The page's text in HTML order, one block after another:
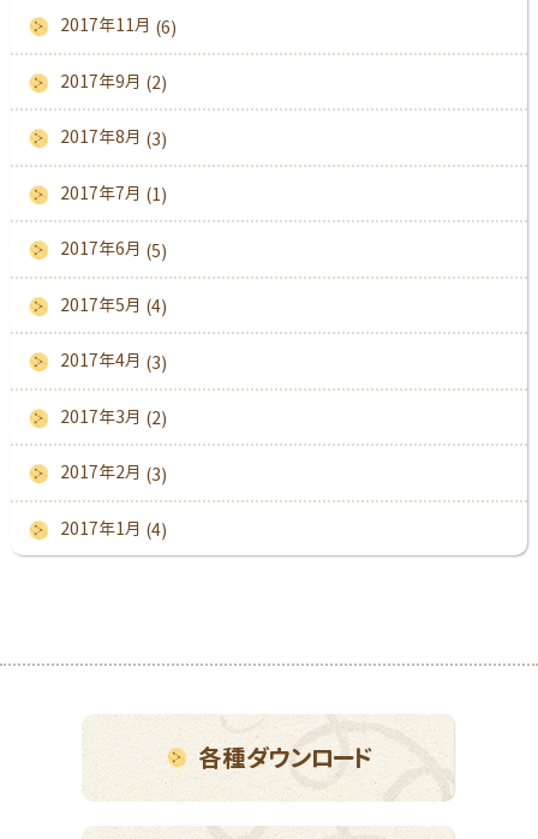
2017年11月 (6)
2017年9月 (2)
2017年8月 (3)
2017年7月 (1)
2017年6月 (5)
2017年5月 (4)
2017年4月 (3)
2017年3月 (2)
2017年2月 (3)
2017年1月 (4)
各種ダウンロード